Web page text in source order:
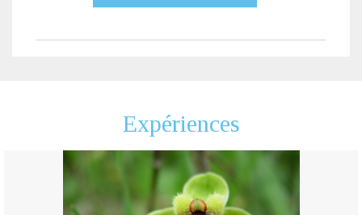
Expériences